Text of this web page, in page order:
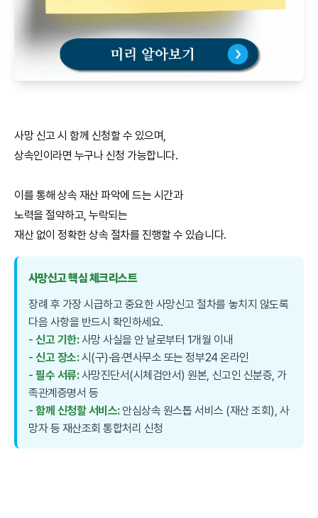
사망 신고 시 함께 신청할 수 있으며,
상속인이라면 누구나 신청 가능합니다.
이를 통해 상속 재산 파악에 드는 시간과
노력을 절약하고, 누락되는
재산 없이 정확한 상속 절차를 진행할 수 있습니다.
사망신고 핵심 체크리스트
장례 후 가장 시급하고 중요한 사망신고 절차를 놓치지 않도록
다음 사항을 반드시 확인하세요.
- 신고 기한:사망 사실을 안 날로부터 1개월 이내
- 신고 장소:시(구)·읍·면사무소 또는 정부24 온라인
-필수 서류:사망진단서(시체검안서) 원본, 신고인 신분증, 가
족관계증명서 등
-함께 신청할 서비스:안심상속 원스톱 서비스 (재산 조회), 사
망자 등 재산조회 통합처리 신청